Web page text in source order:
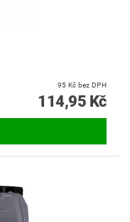
95 Kč bez DPH
114,95 Kč